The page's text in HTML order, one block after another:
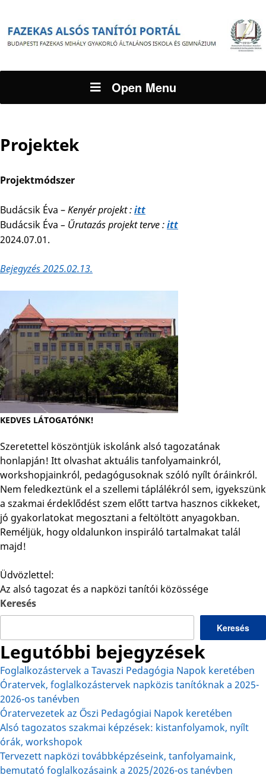
Open Menu
KEDVES LÁTOGATÓNK!
Szeretettel köszöntjük iskolánk alsó tagozatának
honlapján! Itt olvashat aktuális tanfolyamainkról,
workshopjainkról, pedagógusoknak szóló nyílt óráinkról.
Nem feledkeztünk el a szellemi táplálékról sem, igyekszünk
a szakmai érdeklődést szem előtt tartva hasznos cikkeket,
jó gyakorlatokat megosztani a feltöltött anyagokban.
Reméljük, hogy oldalunkon inspiráló tartalmakat talál
majd!
Üdvözlettel:
Az alsó tagozat és a napközi tanítói közössége
Keresés
Keresés
Legutóbbi bejegyzések
Foglalkozástervek a Tavaszi Pedagógia Napok keretében
Óratervek, foglalkozástervek napközis tanítóknak a 2025-
2026-os tanévben
Óratervezetek az Őszi Pedagógiai Napok keretében
Alsó tagozatos szakmai képzések: kistanfolyamok, nyílt
órák, workshopok
Tervezett napközi továbbképzéseink, tanfolyamaink,
bemutató foglalkozásaink a 2025/2026-os tanévben
Projektek
Projektmódszer
Budácsik Éva –Kenyér projekt :itt
Budácsik Éva – Űrutazás projekt terve :itt
2024.07.01.
Bejegyzés 2025.02.13.